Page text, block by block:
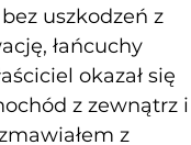
uszkodzeń z
łańcuchy
okazał się
z zewnątrz i
z